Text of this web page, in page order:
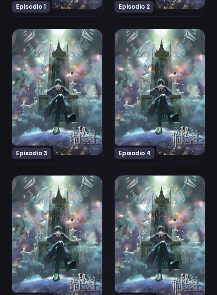
Episodio 1 Episodio 2
Episodio 3
Ver Guimi Zhi Zhu: Xiaochou Pian Episodio 3
Episodio 4
Ver Guimi Zhi Zhu:
Ver Guimi Zhi Zhu: Xiaochou Pian Episodio 5
Ver Guimi Zhi Zhu: